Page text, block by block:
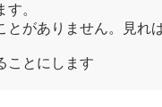
。
がありません。見れ
ことにします